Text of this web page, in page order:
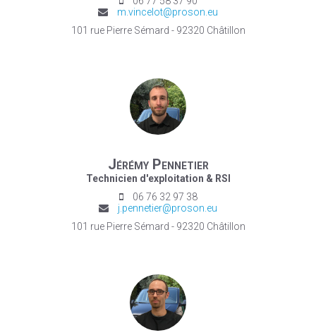
m.vincelot@proson.eu
101 rue Pierre Sémard - 92320 Châtillon
Jérémy Pennetier
Technicien d'exploitation & RSI
06 76 32 97 38
j.pennetier@proson.eu
101 rue Pierre Sémard - 92320 Châtillon